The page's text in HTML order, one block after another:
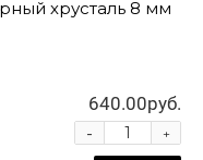
хрусталь 8 мм
640.00руб.
+
-